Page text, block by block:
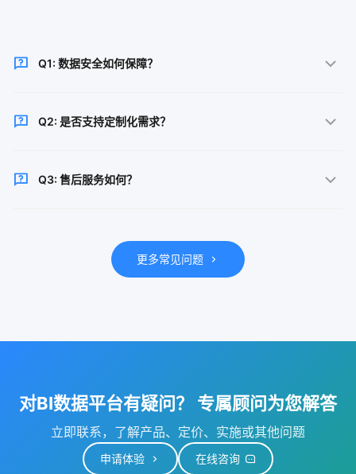
Q1: 数据安全如何保障？
计，确保数据安全合规。
Q2: 是否支持定制化需求？
求进行个性化定制。
Q3: 售后服务如何？
系统稳定运行。
更多常见问题
对BI数据平台有疑问？ 专属顾问为您解答
立即联系，了解产品、定价、实施或其他问题
申请体验 在线咨询